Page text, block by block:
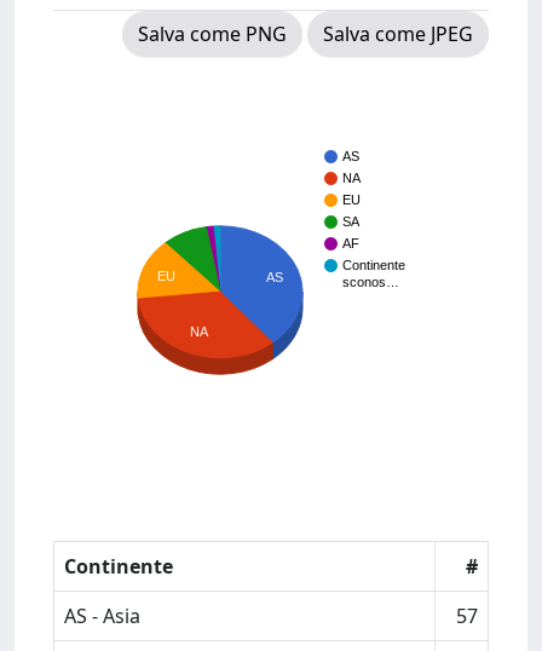
Salva come PNG
Salva come JPEG
AS
NA
EU
SA
AF
Continente
sconos…
AS
EU
NA
Continente
#
AS - Asia
57